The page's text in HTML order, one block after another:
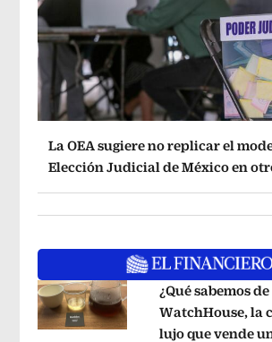
La OEA sugiere no replicar el
Elección Judicial de México en
¿Qué sabemos de
WatchHouse, la
lujo que vende